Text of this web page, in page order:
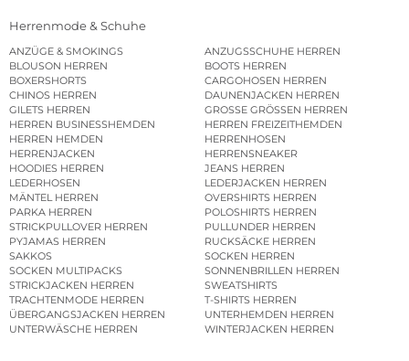
Herrenmode & Schuhe
ANZÜGE & SMOKINGS
ANZUGSSCHUHE HERREN
BLOUSON HERREN
BOOTS HERREN
BOXERSHORTS
CARGOHOSEN HERREN
CHINOS HERREN
DAUNENJACKEN HERREN
GILETS HERREN
GROSSE GRÖSSEN HERREN
HERREN BUSINESSHEMDEN
HERREN FREIZEITHEMDEN
HERREN HEMDEN
HERRENHOSEN
HERRENJACKEN
HERRENSNEAKER
HOODIES HERREN
JEANS HERREN
LEDERHOSEN
LEDERJACKEN HERREN
MÄNTEL HERREN
OVERSHIRTS HERREN
PARKA HERREN
POLOSHIRTS HERREN
STRICKPULLOVER HERREN
PULLUNDER HERREN
PYJAMAS HERREN
RUCKSÄCKE HERREN
SAKKOS
SOCKEN HERREN
SOCKEN MULTIPACKS
SONNENBRILLEN HERREN
STRICKJACKEN HERREN
SWEATSHIRTS
TRACHTENMODE HERREN
T-SHIRTS HERREN
ÜBERGANGSJACKEN HERREN
UNTERHEMDEN HERREN
UNTERWÄSCHE HERREN
WINTERJACKEN HERREN